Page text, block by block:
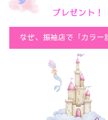
プレゼント！
なぜ、振袖店で「カラー